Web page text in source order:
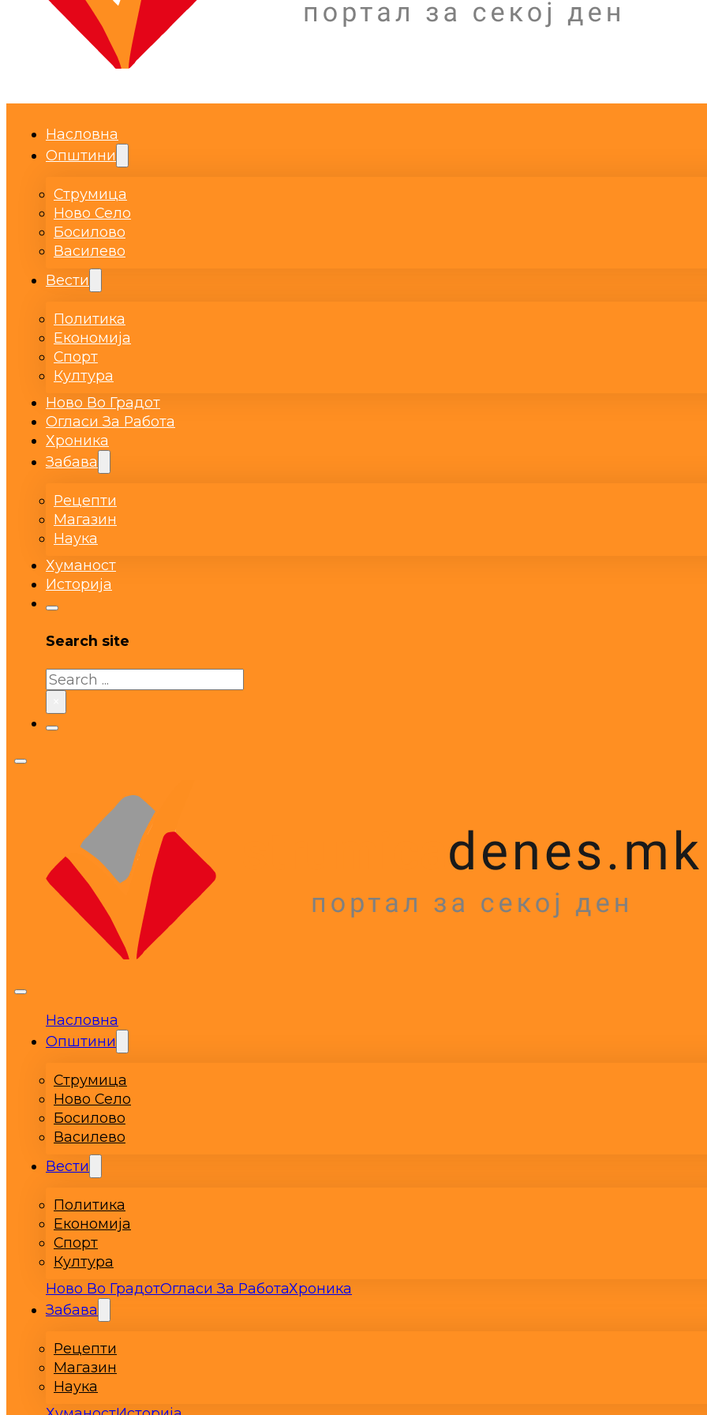
Насловна
Општини
Струмица
Ново Село
Босилово
Василево
Вести
Политика
Економија
Спорт
Култура
Ново Во Градот
Огласи За Работа
Хроника
Забава
Рецепти
Магазин
Наука
Хуманост
Историја
Search site
Search
Насловна
Општини
Струмица
Ново Село
Босилово
Василево
Вести
Политика
Економија
Спорт
Култура
Ново Во ГрадотОгласи За РаботаХроника
Забава
Рецепти
Магазин
Наука